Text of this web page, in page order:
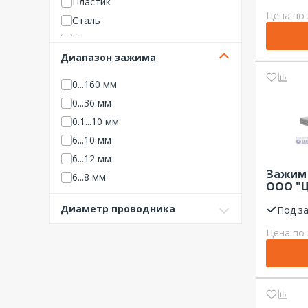
Сталь
Сталь оцинкованная
Диапазон зажима
0...160 мм
0...36 мм
0.1...10 мм
6...10 мм
6...12 мм
6...8 мм
8...10 мм
Диаметр проводника
Цена по
Зажим
ООО
Под
Цена по